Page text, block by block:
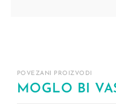
POVEZANI PROIZVODI
MOGLO BI